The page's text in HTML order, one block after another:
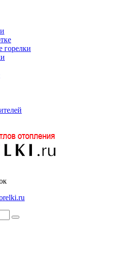
горелки